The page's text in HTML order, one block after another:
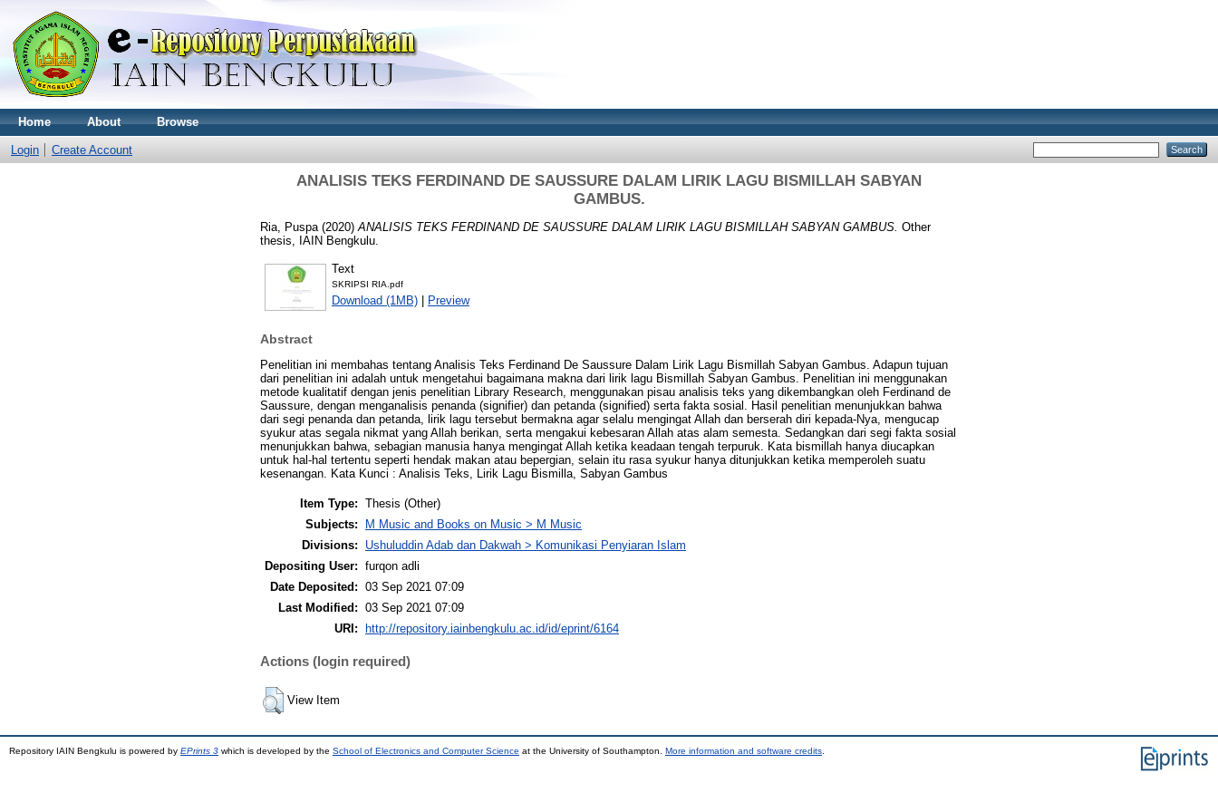
Home About Browse
Login Create Account
ANALISIS TEKS FERDINAND DE SAUSSURE DALAM LIRIK LAGU BISMILLAH SABYAN
GAMBUS.
Ria, Puspa (2020) ANALISIS TEKS FERDINAND DE SAUSSURE DALAM LIRIK LAGU BISMILLAH SABYAN GAMBUS. Other
thesis, IAIN Bengkulu.
Text
SKRIPSI RIA.pdf
Download (1MB) | Preview
Abstract
Penelitian ini membahas tentang Analisis Teks Ferdinand De Saussure Dalam Lirik Lagu Bismillah Sabyan Gambus. Adapun tujuan
dari penelitian ini adalah untuk mengetahui bagaimana makna dari lirik lagu Bismillah Sabyan Gambus. Penelitian ini menggunakan
metode kualitatif dengan jenis penelitian Library Research, menggunakan pisau analisis teks yang dikembangkan oleh Ferdinand de
Saussure, dengan menganalisis penanda (signifier) dan petanda (signified) serta fakta sosial. Hasil penelitian menunjukkan bahwa
dari segi penanda dan petanda, lirik lagu tersebut bermakna agar selalu mengingat Allah dan berserah diri kepada-Nya, mengucap
syukur atas segala nikmat yang Allah berikan, serta mengakui kebesaran Allah atas alam semesta. Sedangkan dari segi fakta sosial
menunjukkan bahwa, sebagian manusia hanya mengingat Allah ketika keadaan tengah terpuruk. Kata bismillah hanya diucapkan
untuk hal-hal tertentu seperti hendak makan atau bepergian, selain itu rasa syukur hanya ditunjukkan ketika memperoleh suatu
kesenangan. Kata Kunci : Analisis Teks, Lirik Lagu Bismilla, Sabyan Gambus
Item Type: Thesis (Other)
Subjects:
M Music and Books on Music > M Music
Divisions:
Ushuluddin Adab dan Dakwah > Komunikasi Penyiaran Islam
Depositing User: furqon adli
Date Deposited: 03 Sep 2021 07:09
Last Modified: 03 Sep 2021 07:09
URI:
http://repository.iainbengkulu.ac.id/id/eprint/6164
Actions (login required)
View Item
Repository IAIN Bengkulu is powered by EPrints 3 which is developed by the School of Electronics and Computer Science at the University of Southampton. More information and software credits